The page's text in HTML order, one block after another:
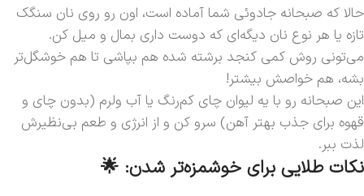
حالا که صبحانه جادوئی شما آماده است، اون رو روی نان سنگک
تازه یا هر نوع نان دیگه‌ای که دوست داری بمال و میل کن.
می‌تونی روش کمی کنجد برشته شده هم بپاشی تا هم خوشگل‌تر
بشه، هم خواصش بیشتر!
این صبحانه رو با یه لیوان چای کم‌رنگ یا آب ولرم (بدون چای و
قهوه برای جذب بهتر آهن) سرو کن و از انرژی و طعم بی‌نظیرش
لذت ببر.
نکات طلایی برای خوشمزه‌تر شدن: 🌟